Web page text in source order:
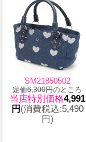
SM21850502
定価6,300円のところ
当店特別価格4,991
円(消費税込:5,490
円)